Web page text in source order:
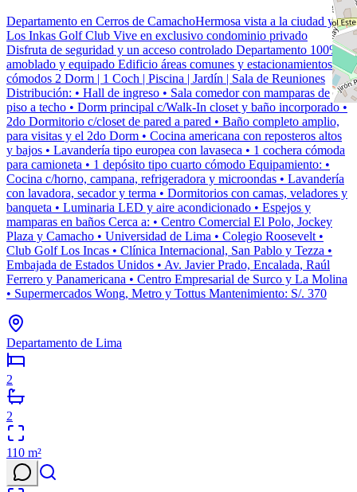
Departamento en Cerros de CamachoHermosa vista a la ciudad y a
Los Inkas Golf Club Vive en exclusivo condominio privado
Disfruta de seguridad y un acceso controlado Departamento 100%
amoblado y equipado Edificio áreas comunes y estacionamientos
cómodos 2 Dorm | 1 Coch | Piscina | Jardín | Sala de Reuniones
Distribución: • Hall de ingreso • Sala comedor con mamparas de
piso a techo • Dorm principal c/Walk-In closet y baño incorporado •
2do Dormitorio c/closet de pared a pared • Baño completo amplio,
para visitas y el 2do Dorm • Cocina americana con reposteros altos
y bajos • Lavandería tipo europea con lavaseca • 1 cochera cómoda
para camioneta • 1 depósito tipo cuarto cómodo Equipamiento: •
Cocina c/horno, campana, refrigeradora y microondas • Lavandería
con lavadora, secador y terma • Dormitorios con camas, veladores y
banqueta • Luminaria LED y aire acondicionado • Espejos y
mamparas en baños Cerca a: • Centro Comercial El Polo, Jockey
Plaza y Camacho • Universidad de Lima • Colegio Roosevelt •
Club Golf Los Incas • Clínica Internacional, San Pablo y Tezza •
Embajada de Estados Unidos • Av. Javier Prado, Encalada, Raúl
Ferrero y Panamericana • Centro Empresarial de Surco y La Molina
• Supermercados Wong, Metro y Tottus Mantenimiento: S/. 370
Departamento de Lima
2
2
110 m²